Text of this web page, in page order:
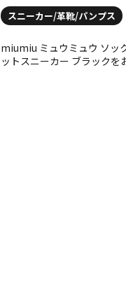
スニーカー/革靴/パンプス
miumiu ミュウミュウ ソッ
ットスニーカー ブラックを